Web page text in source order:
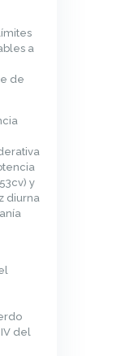
a
de
y
diurna
del